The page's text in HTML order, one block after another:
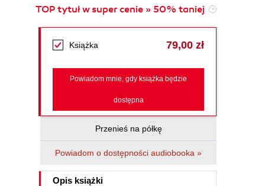
TOP tytuł w super cenie » 50% taniej
Książka 79,00 zł
Powiadom mnie, gdy książka będzie
dostępna
Przenieś na półkę
Powiadom o dostępności audiobooka »
Opis książki